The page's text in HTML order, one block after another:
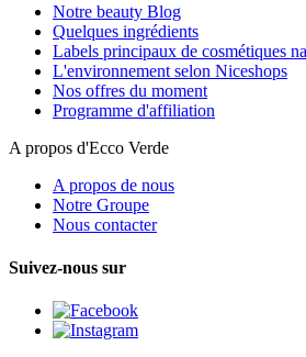
Notre beauty Blog
Quelques ingrédients
Labels principaux de cosmétiques
L'environnement selon Niceshops
Nos offres du moment
Programme d'affiliation
A propos d'Ecco Verde
A propos de nous
Notre Groupe
Nous contacter
Suivez-nous sur